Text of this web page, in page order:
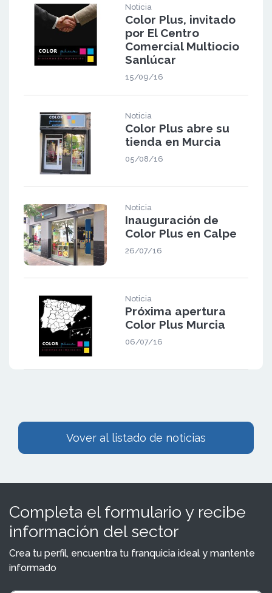
Noticia
Color Plus, invitado
por El Centro
Comercial Multiocio
Sanlúcar
15/09/16
Noticia
Color Plus abre su
tienda en Murcia
05/08/16
Noticia
Inauguración de
Color Plus en Calpe
26/07/16
Noticia
Próxima apertura
Color Plus Murcia
06/07/16
Vover al listado de noticias
Completa el formulario y recibe
información del sector
Crea tu perfil, encuentra tu franquicia ideal y mantente
informado